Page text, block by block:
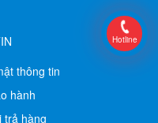
thông tin
hành
trả hàng
Hotline